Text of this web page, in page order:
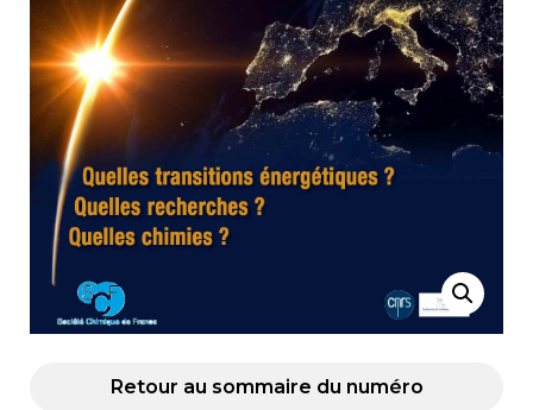
Retour au sommaire du numéro